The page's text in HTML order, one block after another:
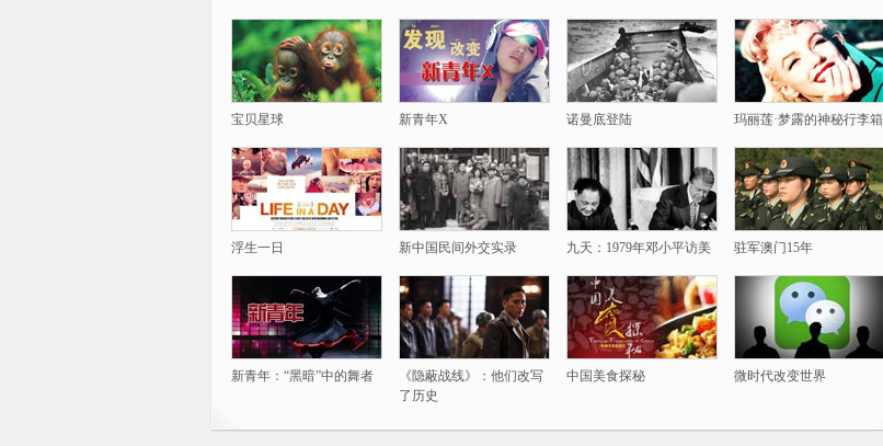
宝贝星球 新青年X 诺曼底登陆 玛丽莲·梦露的神秘行李箱
浮生一日 新中国民间外交实录 九天：1979年邓小平访美 驻军澳门15年
新青年：“黑暗”中的舞者
《隐蔽战线》：他们改写
了历史
中国美食探秘 微时代改变世界